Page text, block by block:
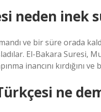
neden inek
ve bir süre orada
El-Bakara Suresi,
inancını kırdığını
ne